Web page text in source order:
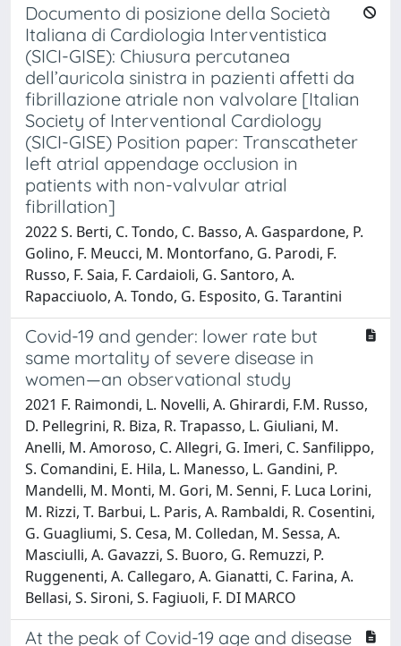
Documento di posizione della Società
Italiana di Cardiologia Interventistica
(SICI-GISE): Chiusura percutanea
dell’auricola sinistra in pazienti affetti da
fibrillazione atriale non valvolare [Italian
Society of Interventional Cardiology
(SICI-GISE) Position paper: Transcatheter
left atrial appendage occlusion in
patients with non-valvular atrial
fibrillation]
2022 S. Berti, C. Tondo, C. Basso, A. Gaspardone, P.
Golino, F. Meucci, M. Montorfano, G. Parodi, F.
Russo, F. Saia, F. Cardaioli, G. Santoro, A.
Rapacciuolo, A. Tondo, G. Esposito, G. Tarantini
Covid-19 and gender: lower rate but
same mortality of severe disease in
women—an observational study
2021 F. Raimondi, L. Novelli, A. Ghirardi, F.M. Russo,
D. Pellegrini, R. Biza, R. Trapasso, L. Giuliani, M.
Anelli, M. Amoroso, C. Allegri, G. Imeri, C. Sanfilippo,
S. Comandini, E. Hila, L. Manesso, L. Gandini, P.
Mandelli, M. Monti, M. Gori, M. Senni, F. Luca Lorini,
M. Rizzi, T. Barbui, L. Paris, A. Rambaldi, R. Cosentini,
G. Guagliumi, S. Cesa, M. Colledan, M. Sessa, A.
Masciulli, A. Gavazzi, S. Buoro, G. Remuzzi, P.
Ruggenenti, A. Callegaro, A. Gianatti, C. Farina, A.
Bellasi, S. Sironi, S. Fagiuoli, F. DI MARCO
At the peak of Covid-19 age and disease